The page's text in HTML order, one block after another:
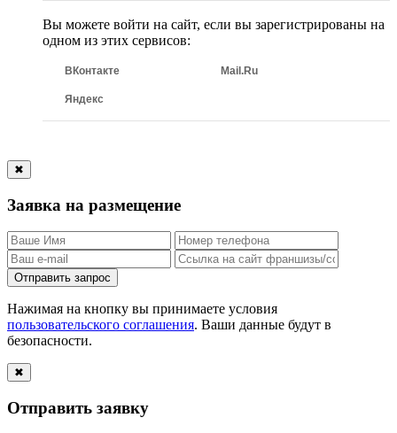
Вы можете войти на сайт, если вы зарегистрированы на
одном из этих сервисов:
ВКонтакте Mail.Ru
Яндекс
✖
Заявка на размещение
Отправить запрос
Нажимая на кнопку вы принимаете условия
пользовательского соглашения. Ваши данные будут в
безопасности.
✖
Отправить заявку